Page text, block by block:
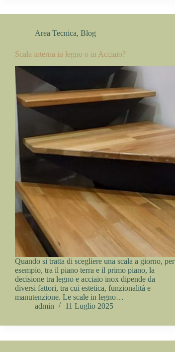
Area Tecnica, Blog
Scala interna in legno o in Acciaio?
Quando si tratta di scegliere una scala a giorno, per
esempio, tra il piano terra e il primo piano, la
decisione tra legno e acciaio inox dipende da
diversi fattori, tra cui estetica, funzionalità e
manutenzione. Le scale in legno…
admin
11 Luglio 2025